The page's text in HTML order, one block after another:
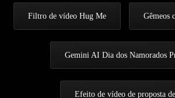
Filtro de vídeo Hug Me Gêmeos
Gemini AI Dia dos Namorados
Efeito de vídeo de proposta